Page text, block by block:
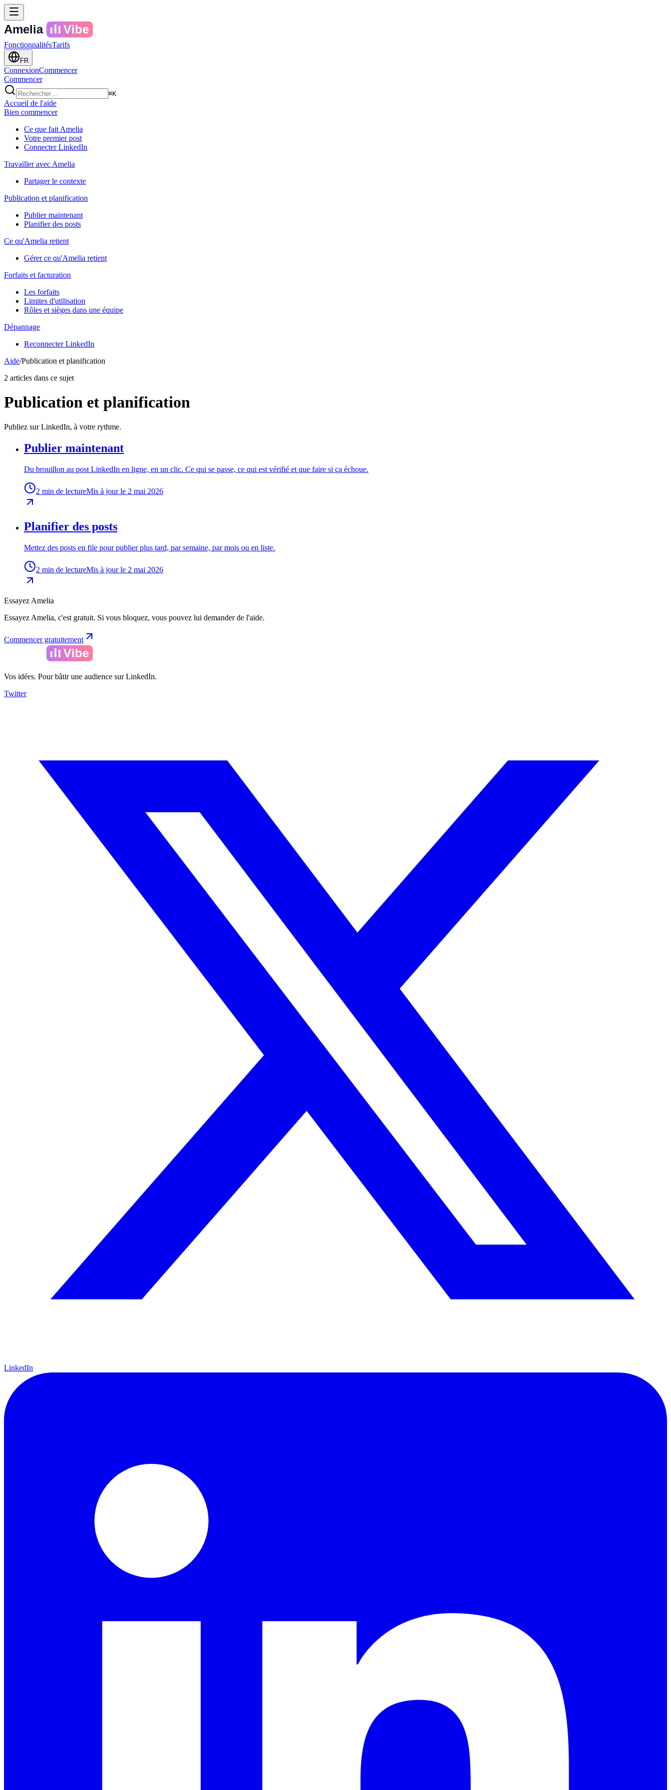
Amelia Vibe
FonctionnalitésTarifs
FR
ConnexionCommencer
Commencer
⌘K
Accueil de l'aide
Bien commencer
Ce que fait Amelia
Votre premier post
Connecter LinkedIn
Travailler avec Amelia
Partager le contexte
Publication et planification
Publier maintenant
Planifier des posts
Ce qu'Amelia retient
Gérer ce qu'Amelia retient
Forfaits et facturation
Les forfaits
Limites d'utilisation
Rôles et sièges dans une équipe
Dépannage
Reconnecter LinkedIn
Aide/Publication et planification
2 articles dans ce sujet
Publication et planification
Publiez sur LinkedIn, à votre rythme.
Publier maintenant
Du brouillon au post LinkedIn en ligne, en un clic. Ce qui se passe, ce qui est vérifié et que faire si ça échoue.
2 min de lectureMis à jour le 2 mai 2026
Planifier des posts
Mettez des posts en file pour publier plus tard, par semaine, par mois ou en liste.
2 min de lectureMis à jour le 2 mai 2026
Essayez Amelia
Essayez Amelia, c'est gratuit. Si vous bloquez, vous pouvez lui demander de l'aide.
Commencer gratuitement
Vibe
Vos idées. Pour bâtir une audience sur LinkedIn.
Twitter
LinkedIn